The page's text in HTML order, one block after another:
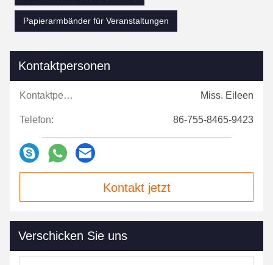
Papierarmbänder für Veranstaltungen
Kontaktpersonen
Kontaktpersonen: Miss. Eileen
Telefon: 86-755-8465-9423
Kontakt jetzt
Verschicken Sie uns